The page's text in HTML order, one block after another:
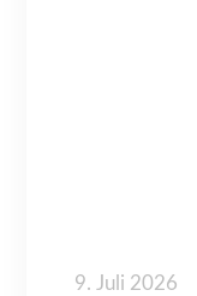
9. Juli 2026